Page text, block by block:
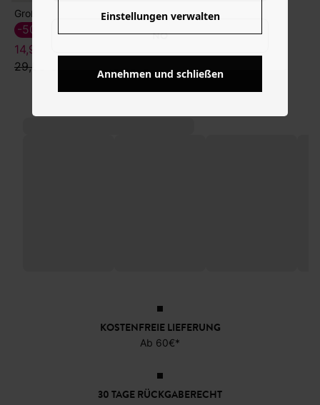
NO
14,99 €
29,99 €
-50%
Paisley-Zehenstegpantoletten
KOSTENFREIE LIEFERUNG
Ab 60€*
30 TAGE RÜCKGABERECHT
Einstellungen verwalten
Annehmen und schließen